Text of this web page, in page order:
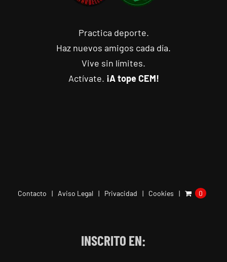
Practica deporte.
Haz nuevos amigos cada día.
Vive sin límites.
Actívate. ¡A tope CEM!
Contacto Aviso Legal Privacidad Cookies 0
INSCRITO EN: